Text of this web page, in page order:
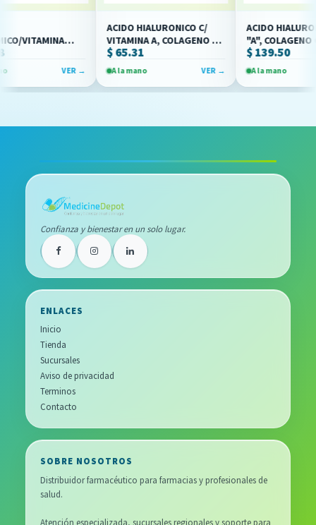
3 C/30 CAP
VER →
ACIDO HIALURONICO C/
VITAMINA A, COLAGENO Y
ALOE VERA 700MG C/30
CAP(IVA)(NATURAGEL)
$ 65.31
A la mano VER →
ACIDO
"A", COLAGENO C/
(IVA)(MAKLEN)
$ 139.50
A la mano
Confianza y bienestar en un solo lugar.
ENLACES
Inicio
Tienda
Sucursales
Aviso de privacidad
Terminos
Contacto
SOBRE NOSOTROS
Distribuidor farmacéutico para farmacias y profesionales de
salud.
Atención especializada, sucursales regionales y soporte para